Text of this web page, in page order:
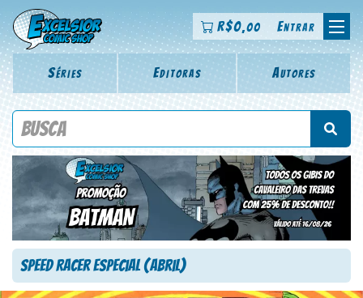
R$0,00 Entrar
Séries Editoras Autores
Procure por título da revista, personagem, série, escritor,
Speed Racer Especial (Abril)